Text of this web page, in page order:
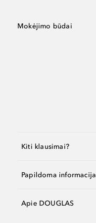
Mokėjimo būdai
Kiti klausimai?
Papildoma informacija
Apie DOUGLAS